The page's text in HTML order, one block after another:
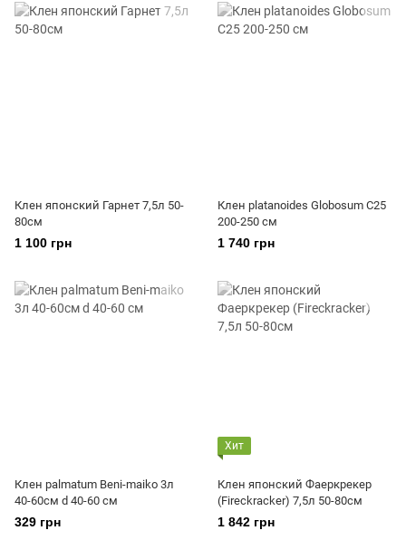
Клен японский Гарнет 7,5л 50-
80см
1 100 грн
Клен platanoides Globosum С25
200-250 см
1 740 грн
Клен palmatum Beni-maiko 3л
40-60см d 40-60 см
329 грн
Хит
Клен японский Фаеркрекер
(Fireckracker) 7,5л 50-80см
1 842 грн